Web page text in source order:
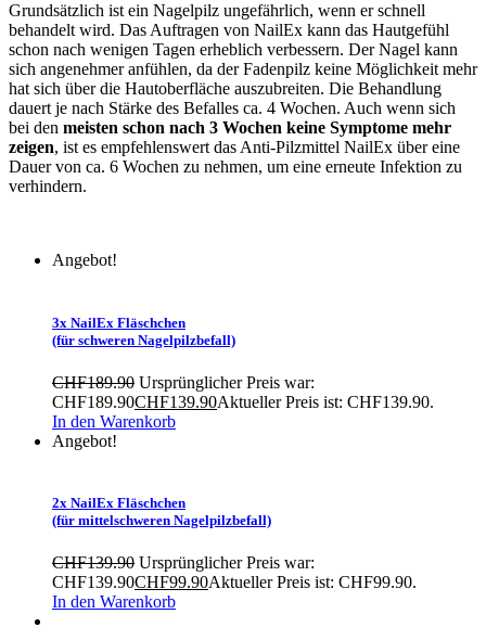
Grundsätzlich ist ein Nagelpilz ungefährlich, wenn er schnell
behandelt wird. Das Auftragen von NailEx kann das Hautgefühl
schon nach wenigen Tagen erheblich verbessern. Der Nagel kann
sich angenehmer anfühlen, da der Fadenpilz keine Möglichkeit mehr
hat sich über die Hautoberfläche auszubreiten. Die Behandlung
dauert je nach Stärke des Befalles ca. 4 Wochen. Auch wenn sich
bei den meisten schon nach 3 Wochen keine Symptome mehr
zeigen, ist es empfehlenswert das Anti-Pilzmittel NailEx über eine
Dauer von ca. 6 Wochen zu nehmen, um eine erneute Infektion zu
verhindern.
Angebot!
3x NailEx Fläschchen
(für schweren Nagelpilzbefall)
CHF189.90 Ursprünglicher Preis war:
CHF189.90CHF139.90Aktueller Preis ist: CHF139.90.
In den Warenkorb
Angebot!
2x NailEx Fläschchen
(für mittelschweren Nagelpilzbefall)
CHF139.90 Ursprünglicher Preis war:
CHF139.90CHF99.90Aktueller Preis ist: CHF99.90.
In den Warenkorb